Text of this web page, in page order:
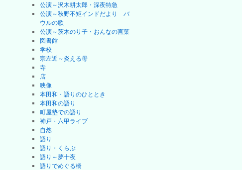
公演～沢木耕太郎・深夜特急
公演～秋野不矩インドだより バ
ウルの歌
公演～茨木のり子・おんなの言葉
図書館
学校
宗左近～炎える母
寺
店
映像
本田和・語りのひととき
本田和の語り
町屋塾での語り
神戸・六甲ライブ
自然
語り
語り・くらぶ
語り～夢十夜
語りでめぐる橋